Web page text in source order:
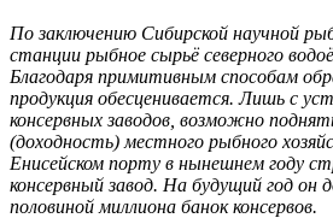
По заключению Сибирской научной
станции рыбное сырьё северного
Благодаря примитивным способам
продукция обесценивается. Лишь с
консервных заводов, возможно
(доходность) местного рыбного
Енисейском порту в нынешнем году
консервный завод. На будущий год он
половиной миллиона банок консервов.